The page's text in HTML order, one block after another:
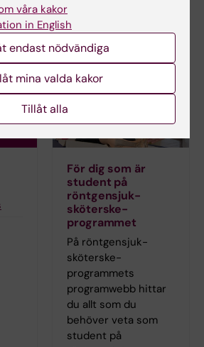
För dig som är
student på
röntgensjuk­
sköterske­
programmet
På röntgensjuk­
sköterske­
programmets
programwebb hittar
du allt som du
behöver veta som
student på
våra kakor
in English
endast nödvändiga
mina valda kakor
Tillåt alla